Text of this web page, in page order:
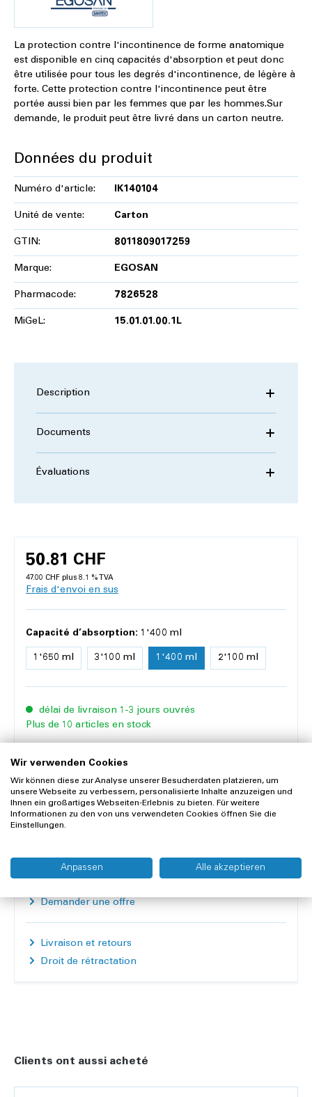
La protection contre l'incontinence de forme anatomique
est disponible en cinq capacités d'absorption et peut donc
être utilisée pour tous les degrés d'incontinence, de légère à
forte. Cette protection contre l'incontinence peut être
portée aussi bien par les femmes que par les hommes.Sur
demande, le produit peut être livré dans un carton neutre.
Données du produit
Numéro d'article: IK140104
Unité de vente: Carton
GTIN: 8011809017259
Marque: EGOSAN
Pharmacode: 7826528
MiGeL: 15.01.01.00.1L
Description
Documents
Évaluations
50.81 CHF
47.00 CHF plus 8.1 % TVA
Frais d'envoi en sus
Capacité d’absorption: 1'400 ml
1'650 ml 3'100 ml 1'400 ml 2'100 ml
délai de livraison 1-3 jours ouvrés
Plus de 10 articles en stock
Ajouter au panier
Demander une offre
Livraison et retours
Droit de rétractation
Clients ont aussi acheté
Wir verwenden Cookies
Wir können diese zur Analyse unserer Besucherdaten platzieren, um
unsere Webseite zu verbessern, personalisierte Inhalte anzuzeigen und
Ihnen ein großartiges Webseiten-Erlebnis zu bieten. Für weitere
Informationen zu den von uns verwendeten Cookies öffnen Sie die
Einstellungen.
Anpassen Alle akzeptieren